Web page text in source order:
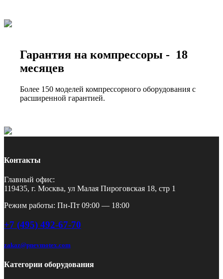
Гарантия на компрессоры - 18
месяцев
Более 150 моделей компрессорного оборудования с
расширенной гарантией.
Контакты
Главный офис:
119435, г. Москва, ул Малая Пироговская 18, стр 1
Режим работы: Пн-Пт 09:00 — 18:00
+7 (495) 492-67-70
zakaz@pnevmotex.com
Категории оборудования